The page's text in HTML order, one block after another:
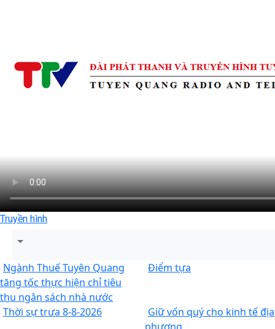
Truyền hình
Ngành Thuế Tuyên Quang
tăng tốc thực hiện chỉ tiêu
thu ngân sách nhà nước
Điểm tựa
Thời sự trưa 8-8-2026
Giữ vốn quý cho kinh tế địa